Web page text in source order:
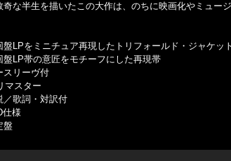
奇な半生を描いたこの大作は、のちに映画化やミュー
LPをミニチュア再現したトリフォールド・ジャケッ
LP帯の意匠をモチーフにした再現帯
リーヴ付
マスター
歌詞・対訳付
様
盤